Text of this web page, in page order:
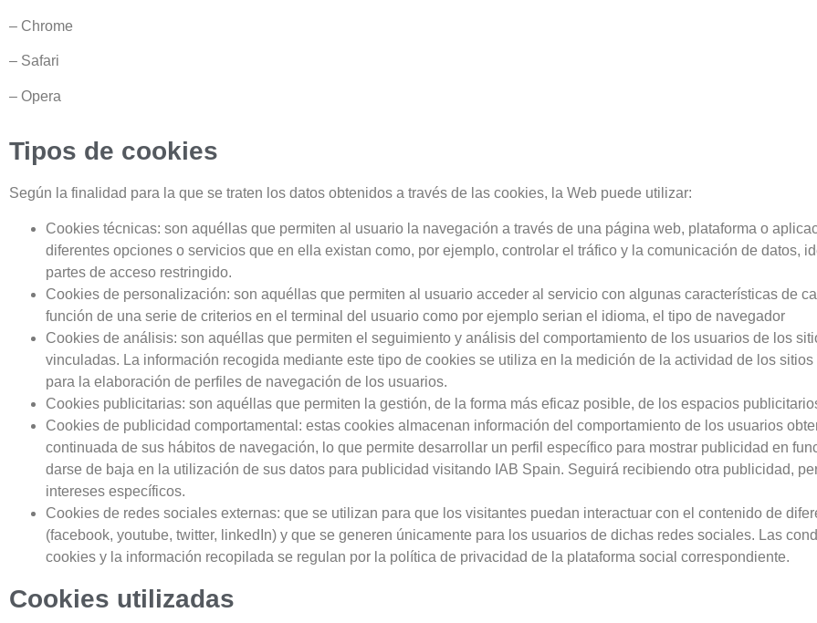
– Chrome
– Safari
– Opera
Tipos de cookies
Según la finalidad para la que se traten los datos obtenidos a través de las cookies, la Web puede utilizar:
Cookies técnicas: son aquéllas que permiten al usuario la navegación a través de una página web, plataforma o
diferentes opciones o servicios que en ella existan como, por ejemplo, controlar el tráfico y la comunicación de datos,
partes de acceso restringido.
Cookies de personalización: son aquéllas que permiten al usuario acceder al servicio con algunas características de
función de una serie de criterios en el terminal del usuario como por ejemplo serian el idioma, el tipo de navegador
Cookies de análisis: son aquéllas que permiten el seguimiento y análisis del comportamiento de los usuarios de los
vinculadas. La información recogida mediante este tipo de cookies se utiliza en la medición de la actividad de los
para la elaboración de perfiles de navegación de los usuarios.
Cookies publicitarias: son aquéllas que permiten la gestión, de la forma más eficaz posible, de los espacios
Cookies de publicidad comportamental: estas cookies almacenan información del comportamiento de los usuarios
continuada de sus hábitos de navegación, lo que permite desarrollar un perfil específico para mostrar publicidad en
darse de baja en la utilización de sus datos para publicidad visitando IAB Spain. Seguirá recibiendo otra publicidad,
intereses específicos.
Cookies de redes sociales externas: que se utilizan para que los visitantes puedan interactuar con el contenido de
(facebook, youtube, twitter, linkedIn) y que se generen únicamente para los usuarios de dichas redes sociales. Las
cookies y la información recopilada se regulan por la política de privacidad de la plataforma social correspondiente.
Cookies utilizadas